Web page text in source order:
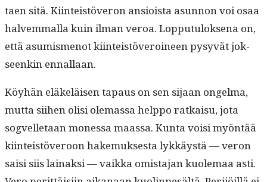
taen sitä. Kiin­teistöveron ansioista asun­non voi osaa
halvem­mal­la kuin ilman veroa. Lop­putu­lok­se­na on,
että asum­is­menot kiin­teistöveroi­neen pysyvät jok­
seenkin ennallaan.
Köy­hän eläkeläisen tapaus on sen sijaan ongel­ma,
mut­ta siihen olisi ole­mas­sa help­po ratkaisu, jota
sogvel­letaan mon­es­sa maas­sa. Kun­ta voisi myön­tää
kiin­teistöveroon hake­muk­ses­ta lykkäys­tä — veron
saisi siis lainaksi — vaik­ka omis­ta­jan kuole­maa asti.